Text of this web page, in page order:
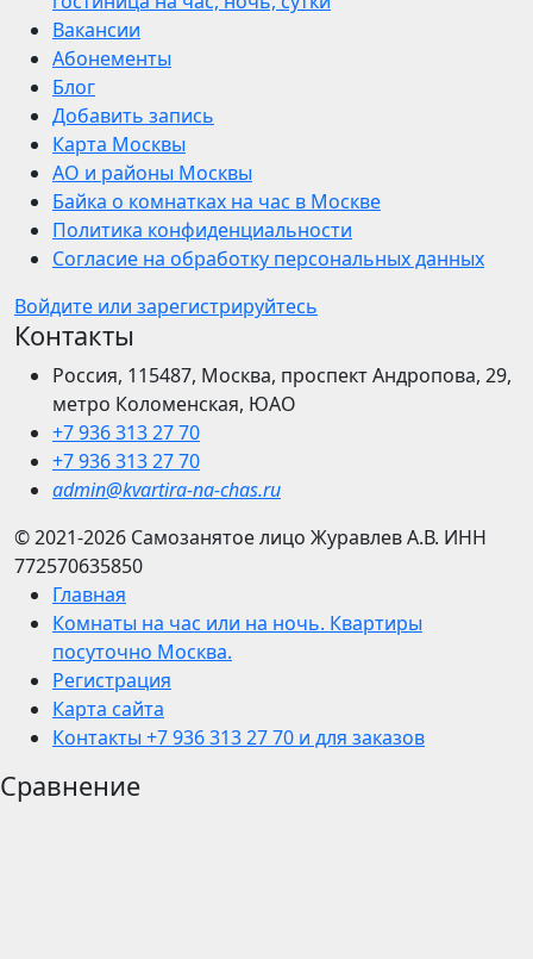
Вакансии
Абонементы
Блог
Добавить запись
Карта Москвы
АО и районы Москвы
Байка о комнатках на час в Москве
Политика конфиденциальности
Согласие на обработку персональных данных
Войдите или зарегистрируйтесь
Контакты
Россия, 115487, Москва, проспект Андропова, 29,
метро Коломенская, ЮАО
+7 936 313 27 70
+7 936 313 27 70
admin@kvartira-na-chas.ru
© 2021-2026 Самозанятое лицо Журавлев А.В. ИНН
772570635850
Главная
Комнаты на час или на ночь. Квартиры
посуточно Москва.
Регистрация
Карта сайта
Контакты +7 936 313 27 70 и для заказов
Сравнение